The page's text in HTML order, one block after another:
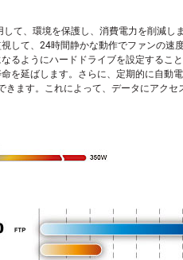
て、環境を保護し、消費電力を削減し
して、24時間静かな動作でファンの速
るようにハードドライブを設定するこ
を延ばします。さらに、定期的に自動
きます。これによって、データにアクセ